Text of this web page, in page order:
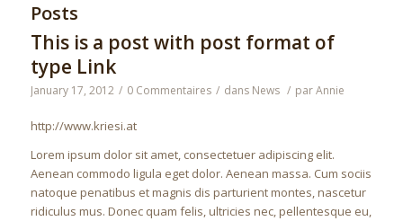
Posts
This is a post with post format of
type Link
January 17, 2012 / 0 Commentaires / dans News / parAnnie
http://www.kriesi.at
Lorem ipsum dolor sit amet, consectetuer adipiscing elit.
Aenean commodo ligula eget dolor. Aenean massa. Cum sociis
natoque penatibus et magnis dis parturient montes, nascetur
ridiculus mus. Donec quam felis, ultricies nec, pellentesque eu,